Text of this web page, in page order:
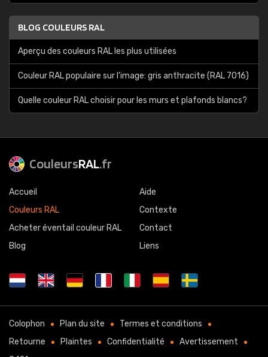
BLOG COULEURS RAL
Aperçu des couleurs RAL les plus utilisées
Couleur RAL populaire sur l'image: gris anthracite (RAL 7016)
Quelle couleur RAL choisir pour les murs et plafonds blancs?
CouleursRAL.fr
Accueil
Couleurs RAL
Acheter éventail couleur RAL
Blog
Aide
Contexte
Contact
Liens
Colophon Plan du site
Termes et conditions
Retourne
Plaintes Confidentialité
Avertissement